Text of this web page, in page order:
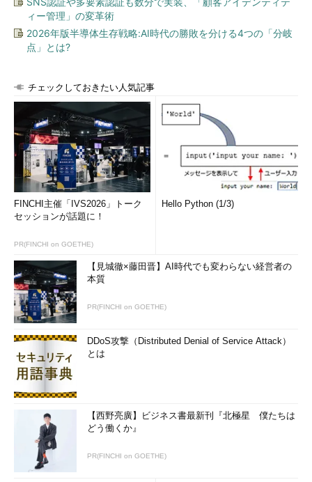
ィー管理」の変革術
2026年版半導体生存戦略:AI時代の勝敗を分ける4つの「分岐
点」とは?
チェックしておきたい人気記事
FINCHI主催「IVS2026」トーク
セッションが話題に！
PR(FINCHI on GOETHE)
Hello Python (1/3)
【見城徹×藤田晋】AI時代でも変わらない経営者の
本質
PR(FINCHI on GOETHE)
DDoS攻撃（Distributed Denial of Service Attack）
とは
【西野亮廣】ビジネス書最新刊『北極星 僕たちは
どう働くか』
PR(FINCHI on GOETHE)